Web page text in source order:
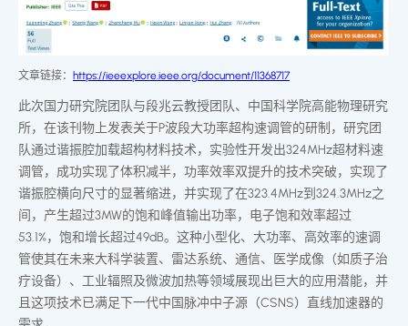
文章链接： https://ieeexplore.ieee.org/document/11368717
此次国力研究院团队与段兆云教授团队、中国科学院高能物理研究
所，在该刊物上发表关于P波段大功率超构速调管的研制，研究团
队通过谐振腔加载超构材料技术，实验性开发出324MHz超材料速
调管，成功实现了体积减半，功率效率双提升的技术突破，实现了
谐振腔横向尺寸的显著缩进，并实现了在323.4MHz到324.3MHz之
间，产生超过3MW的饱和峰值输出功率，电子饱和效率超过
53.1%，饱和增长超过49dB。这种小型化、大功率、高效率的速调
管使其在未来大科学装置、雷达系统、通信、医学成像（如质子治
疗设备）、工业辐照及微波加热等领域展现出巨大的应用潜能，并
且这项技术已满足下一代中国脉冲中子源（CSNS）直线加速器的